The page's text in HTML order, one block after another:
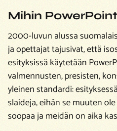
Mihin
2000-luvun alussa
ja opettajat tajusivat, että
esityksissä käytetään
valmennusten, presisten,
yleinen standardi:
slaideja,eihän se muuten
soopaa ja meidän on aika